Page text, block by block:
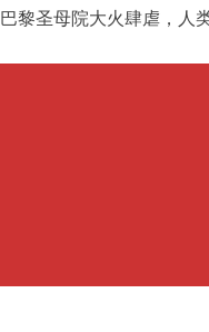
巴黎圣母院大火肆虐，人